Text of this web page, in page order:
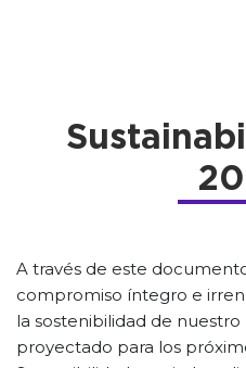
A través de este
compromiso íntegro e
la sostenibilidad de
proyectado para los